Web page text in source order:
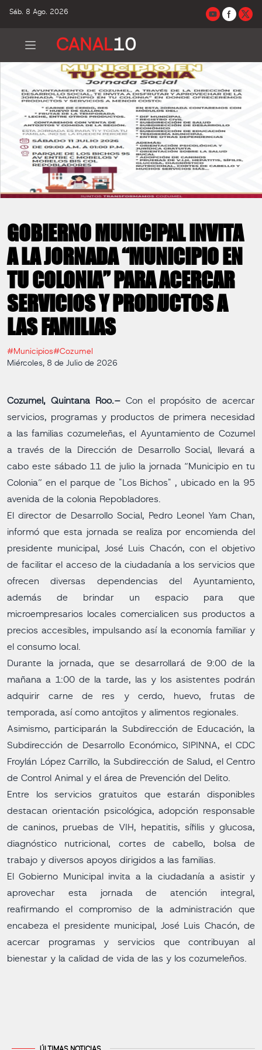
Sáb. 8 Ago. 2026
CANAL10
GOBIERNO MUNICIPAL INVITA
A LA JORNADA “MUNICIPIO EN
TU COLONIA” PARA ACERCAR
SERVICIOS Y PRODUCTOS A
LAS FAMILIAS
#Municipios#Cozumel
Miércoles, 8 de Julio de 2026
Cozumel, Quintana Roo.– Con el propósito de acercar
servicios, programas y productos de primera necesidad
a las familias cozumeleñas, el Ayuntamiento de Cozumel
a través de la Dirección de Desarrollo Social, llevará a
cabo este sábado 11 de julio la jornada “Municipio en tu
Colonia” en el parque de "Los Bichos" , ubicado en la 95
avenida de la colonia Repobladores.
El director de Desarrollo Social, Pedro Leonel Yam Chan,
informó que esta jornada se realiza por encomienda del
presidente municipal, José Luis Chacón, con el objetivo
de facilitar el acceso de la ciudadanía a los servicios que
ofrecen diversas dependencias del Ayuntamiento,
además de brindar un espacio para que
microempresarios locales comercialicen sus productos a
precios accesibles, impulsando así la economía familiar y
el consumo local.
Durante la jornada, que se desarrollará de 9:00 de la
mañana a 1:00 de la tarde, las y los asistentes podrán
adquirir carne de res y cerdo, huevo, frutas de
temporada, así como antojitos y alimentos regionales.
Asimismo, participarán la Subdirección de Educación, la
Subdirección de Desarrollo Económico, SIPINNA, el CDC
Froylán López Carrillo, la Subdirección de Salud, el Centro
de Control Animal y el área de Prevención del Delito.
Entre los servicios gratuitos que estarán disponibles
destacan orientación psicológica, adopción responsable
de caninos, pruebas de VIH, hepatitis, sífilis y glucosa,
diagnóstico nutricional, cortes de cabello, bolsa de
trabajo y diversos apoyos dirigidos a las familias.
El Gobierno Municipal invita a la ciudadanía a asistir y
aprovechar esta jornada de atención integral,
reafirmando el compromiso de la administración que
encabeza el presidente municipal, José Luis Chacón, de
acercar programas y servicios que contribuyan al
bienestar y la calidad de vida de las y los cozumeleños.